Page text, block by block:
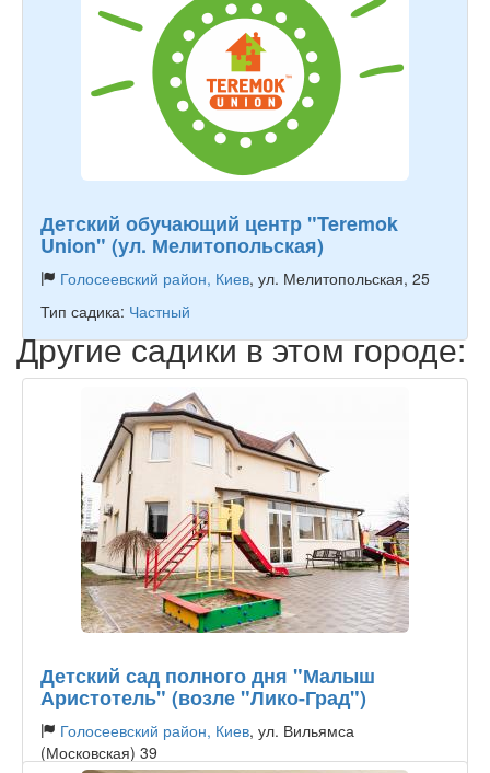
Детский обучающий центр "Teremok
Union" (ул. Мелитопольская)
Голосеевский район, Киев, ул. Мелитопольская, 25
Тип садика: Частный
Другие садики в этом городе:
Детский сад полного дня "Малыш
Аристотель" (возле "Лико-Град")
Голосеевский район, Киев, ул. Вильямса
(Московская) 39